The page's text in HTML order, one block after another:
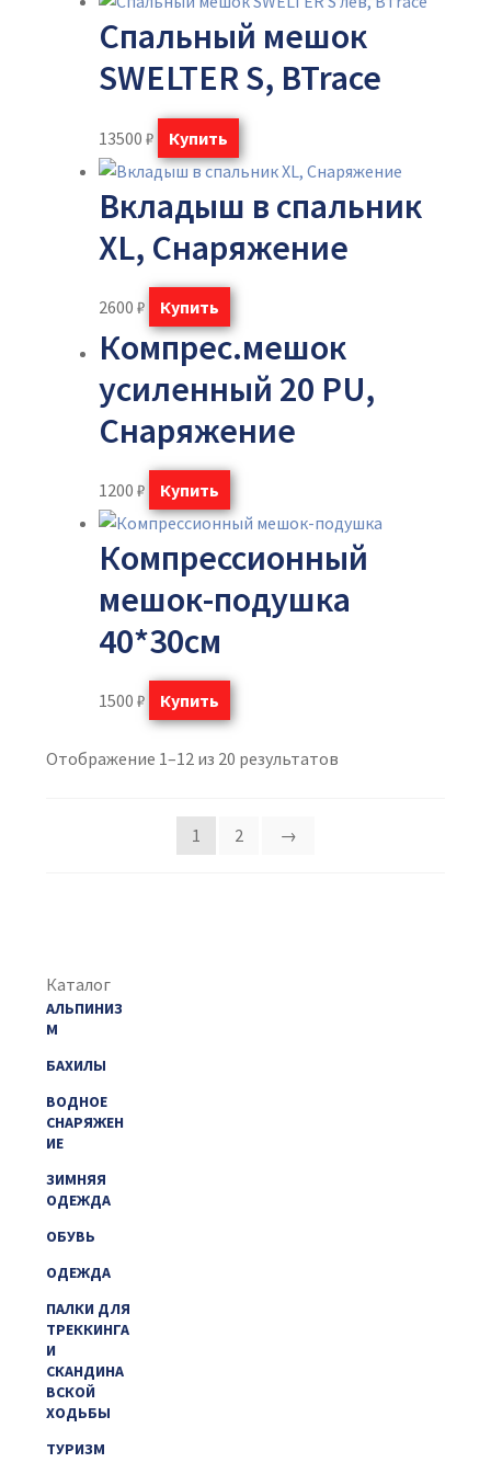
Спальный мешок
SWELTER S, BTrace
13500 ₽ Купить
Вкладыш в спальник
XL, Снаряжение
2600 ₽ Купить
Компрес.мешок
усиленный 20 PU,
Снаряжение
1200 ₽ Купить
Компрессионный
мешок-подушка
40*30см
1500 ₽ Купить
Отображение 1–12 из 20 результатов
1 2 →
Каталог
АЛЬПИНИЗ
М
БАХИЛЫ
ВОДНОЕ
СНАРЯЖЕН
ИЕ
ЗИМНЯЯ
ОДЕЖДА
ОБУВЬ
ОДЕЖДА
ПАЛКИ ДЛЯ
ТРЕККИНГА
И
СКАНДИНА
ВСКОЙ
ХОДЬБЫ
ТУРИЗМ